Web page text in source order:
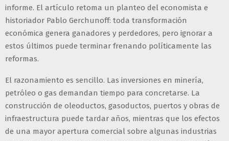
informe. El artículo retoma un planteo del economista e
historiador Pablo Gerchunoff: toda transformación
económica genera ganadores y perdedores, pero ignorar a
estos últimos puede terminar frenando políticamente las
reformas.
El razonamiento es sencillo. Las inversiones en minería,
petróleo o gas demandan tiempo para concretarse. La
construcción de oleoductos, gasoductos, puertos y obras de
infraestructura puede tardar años, mientras que los efectos
de una mayor apertura comercial sobre algunas industrias